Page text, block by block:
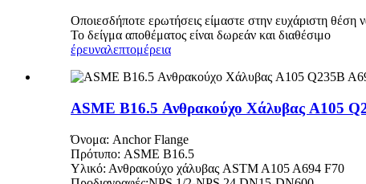
Οποιεσδήποτε ερωτήσεις είμαστε στην ευχάριστη θέση
Το δείγμα αποθέματος είναι δωρεάν και διαθέσιμο
έρευναλεπτομέρεια
ASME B16.5 Ανθρακούχο Χάλυβας A105
Όνομα: Anchor Flange
Πρότυπο: ASME B16.5
Υλικό: Ανθρακούχο χάλυβας ASTM A105 A694 F70